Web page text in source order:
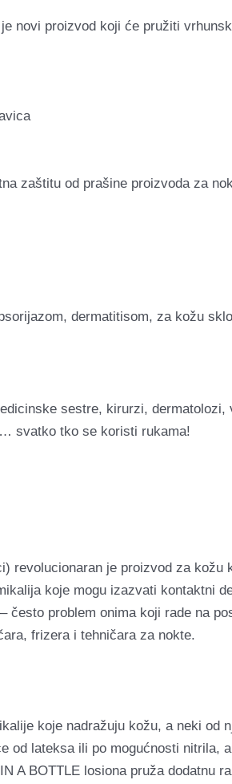
novi proizvod koji će pružiti
zaštitu od prašine proizvoda za
dermatitisom, za kožu
sestre, kirurzi,
svatko tko se koristi rukama!
revolucionaran je proizvod za
koje mogu izazvati kontaktni
problem onima koji rade na
frizera i tehničara za nokte.
koje nadražuju kožu, a neki od
od lateksa ili po mogućnosti nitrila,
A BOTTLE losiona pruža dodatnu